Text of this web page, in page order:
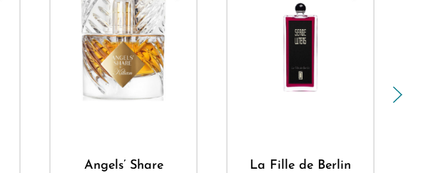
Angels’ Share La Fille de Berlin